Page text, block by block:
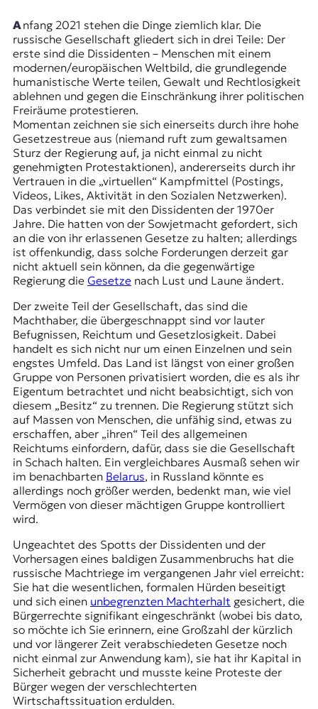
r
n
a
s
m
u
s
u
n
d
M
e
d
i
e
n
k
o
m
p
e
t
e
n
z
z
u
O
s
t
e
u
o
p
a
Anfang 2021 stehen die Dinge ziemlich klar. Die
russische Gesellschaft gliedert sich in drei Teile: Der
erste sind die Dissidenten – Menschen mit einem
modernen/europäischen Weltbild, die grundlegende
humanistische Werte teilen, Gewalt und Rechtlosigkeit
ablehnen und gegen die Einschränkung ihrer politischen
Freiräume protestieren.
Momentan zeichnen sie sich einerseits durch ihre hohe
Gesetzestreue aus (niemand ruft zum gewaltsamen
Sturz der Regierung auf, ja nicht einmal zu nicht
genehmigten Protestaktionen), andererseits durch ihr
Vertrauen in die „virtuellen“ Kampfmittel (Postings,
Videos, Likes, Aktivität in den Sozialen Netzwerken).
Das verbindet sie mit den Dissidenten der 1970er
Jahre. Die hatten von der Sowjetmacht gefordert, sich
an die von ihr erlassenen Gesetze zu halten; allerdings
ist offenkundig, dass solche Forderungen derzeit gar
nicht aktuell sein können, da die gegenwärtige
Regierung die Gesetzenach Lust und Laune ändert.
Der zweite Teil der Gesellschaft, das sind die
Machthaber, die übergeschnappt sind vor lauter
Befugnissen, Reichtum und Gesetzlosigkeit. Dabei
handelt es sich nicht nur um einen Einzelnen und sein
engstes Umfeld. Das Land ist längst von einer großen
Gruppe von Personen privatisiert worden, die es als ihr
Eigentum betrachtet und nicht beabsichtigt, sich von
diesem „Besitz“ zu trennen. Die Regierung stützt sich
auf Massen von Menschen, die unfähig sind, etwas zu
erschaffen, aber „ihren“ Teil des allgemeinen
Reichtums einfordern, dafür, dass sie die Gesellschaft
in Schach halten. Ein vergleichbares Ausmaß sehen wir
im benachbarten Belarus, in Russland könnte es
allerdings noch größer werden, bedenkt man, wie viel
Vermögen von dieser mächtigen Gruppe kontrolliert
wird.
Ungeachtet des Spotts der Dissidenten und der
Vorhersagen eines baldigen Zusammenbruchs hat die
russische Machtriege im vergangenen Jahr viel erreicht:
Sie hat die wesentlichen, formalen Hürden beseitigt
und sich einen unbegrenzten Machterhalt gesichert, die
Bürgerrechte signifikant eingeschränkt (wobei bis dato,
so möchte ich Sie erinnern, eine Großzahl der kürzlich
und vor längerer Zeit verabschiedeten Gesetze noch
nicht einmal zur Anwendung kam), sie hat ihr Kapital in
Sicherheit gebracht und musste keine Proteste der
Bürger wegen der verschlechterten
Wirtschaftssituation erdulden.